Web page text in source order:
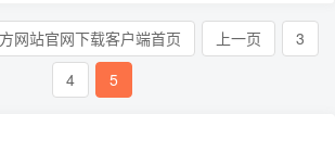
网站官网下载客户端首页 上一页
3
4
5